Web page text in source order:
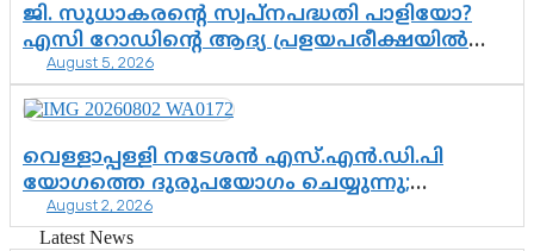
ജി. സുധാകരന്റെ സ്വപ്നപദ്ധതി പാളിയോ?
എസി റോഡിന്റെ ആദ്യ പ്രളയപരീക്ഷയിൽ
ഉയരുന്നത് ഗുരുതര ചോദ്യങ്ങൾ
August 5, 2026
വെള്ളാപ്പള്ളി നടേശൻ എസ്.എൻ.ഡി.പി
യോഗത്തെ ദുരുപയോഗം ചെയ്യുന്നു;
ശ്രീനാരായണ പ്രസ്ഥാനത്തെ കാർന്നുതിന്നുന്ന
വിഷവിത്ത്: ഗോകുലം ഗോപാലൻ
August 2, 2026
Latest News